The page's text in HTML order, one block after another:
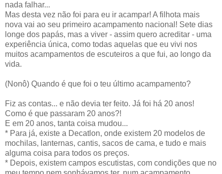
nada falhar...
Mas desta vez não foi para eu ir acampar! A filhota mais
nova vai ao seu primeiro acampamento nacional! Sete dias
longe dos papás, mas a viver - assim quero acreditar - uma
experiência única, como todas aquelas que eu vivi nos
muitos acampamentos de escuteiros a que fui, ao longo da
vida.
(Nonô) Quando é que foi o teu último acampamento?
Fiz as contas... e não devia ter feito. Já foi há 20 anos!
Como é que passaram 20 anos?!
E em 20 anos, tanta coisa mudou...
* Para já, existe a Decatlon, onde existem 20 modelos de
mochilas, lanternas, cantis, sacos de cama, e tudo e mais
alguma coisa para todos os preços.
* Depois, existem campos escutistas, com condições que no